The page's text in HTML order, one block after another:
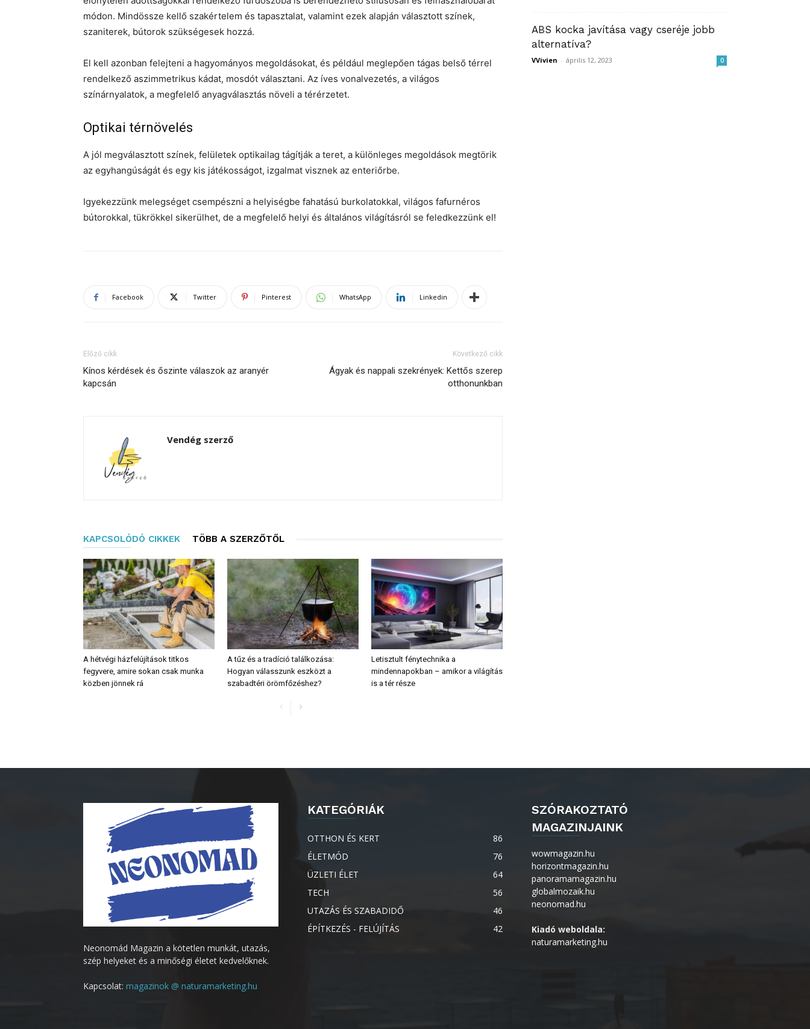
módon. Mindössze kellő szakértelem és tapasztalat, valamint ezek alapján választott színek,
szaniterek, bútorok szükségesek hozzá.
El kell azonban felejteni a hagyományos megoldásokat, és például meglepően tágas belső térrel
rendelkező aszimmetrikus kádat, mosdót választani. Az íves vonalvezetés, a világos
színárnyalatok, a megfelelő anyagválasztás növeli a térérzetet.
Optikai térnövelés
A jól megválasztott színek, felületek optikailag tágítják a teret, a különleges megoldások megtörik
az egyhangúságát és egy kis játékosságot, izgalmat visznek az enteriőrbe.
Igyekezzünk melegséget csempészni a helyiségbe fahatású burkolatokkal, világos fafurnéros
bútorokkal, tükrökkel sikerülhet, de a megfelelő helyi és általános világításról se feledkezzünk el!
Facebook Twitter Pinterest WhatsApp Linkedin
Előző cikk
Kínos kérdések és őszinte válaszok az aranyér
kapcsán
Következő cikk
Ágyak és nappali szekrények: Kettős szerep
otthonunkban
Vendég szerző
KAPCSOLÓDÓ CIKKEK TÖBB A SZERZŐTŐL
A hétvégi házfelújítások titkos
fegyvere, amire sokan csak munka
közben jönnek rá
A tűz és a tradíció találkozása:
Hogyan válasszunk eszközt a
szabadtéri örömfőzéshez?
Letisztult fénytechnika a
mindennapokban – amikor a világítás
is a tér része
ABS kocka javítása vagy cseréje jobb
alternatíva?
VVivien - április 12, 2023 0
Neonomád Magazin a kötetlen munkát, utazás,
szép helyeket és a minőségi életet kedvelőknek.
Kapcsolat: magazinok @ naturamarketing.hu
KATEGÓRIÁK
OTTHON ÉS KERT
86
ÉLETMÓD
76
ÜZLETI ÉLET
64
TECH
56
UTAZÁS ÉS SZABADIDŐ
46
ÉPÍTKEZÉS - FELÚJÍTÁS
42
SZÓRAKOZTATÓ
MAGAZINJAINK
wowmagazin.hu
horizontmagazin.hu
panoramamagazin.hu
globalmozaik.hu
neonomad.hu
Kiadó weboldala:
naturamarketing.hu